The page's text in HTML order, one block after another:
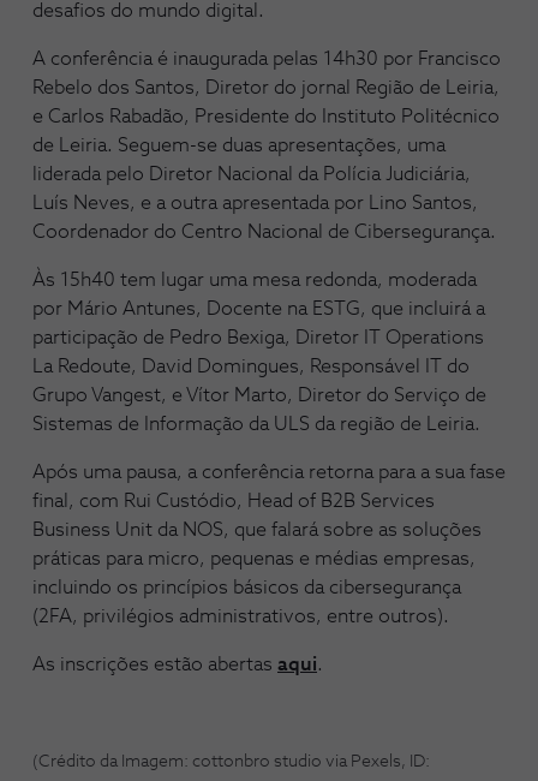
desafios do mundo digital.
A conferência é inaugurada pelas 14h30 por Francisco
Rebelo dos Santos, Diretor do jornal Região de Leiria,
e Carlos Rabadão, Presidente do Instituto Politécnico
de Leiria. Seguem-se duas apresentações, uma
liderada pelo Diretor Nacional da Polícia Judiciária,
Luís Neves, e a outra apresentada por Lino Santos,
Coordenador do Centro Nacional de Cibersegurança.
Às 15h40 tem lugar uma mesa redonda, moderada
por Mário Antunes, Docente na ESTG, que incluirá a
participação de Pedro Bexiga, Diretor IT Operations
La Redoute, David Domingues, Responsável IT do
Grupo Vangest, e Vítor Marto, Diretor do Serviço de
Sistemas de Informação da ULS da região de Leiria.
Após uma pausa, a conferência retorna para a sua fase
final, com Rui Custódio, Head of B2B Services
Business Unit da NOS, que falará sobre as soluções
práticas para micro, pequenas e médias empresas,
incluindo os princípios básicos da cibersegurança
(2FA, privilégios administrativos, entre outros).
As inscrições estão abertas aqui.
(Crédito da Imagem: cottonbro studio via Pexels, ID: